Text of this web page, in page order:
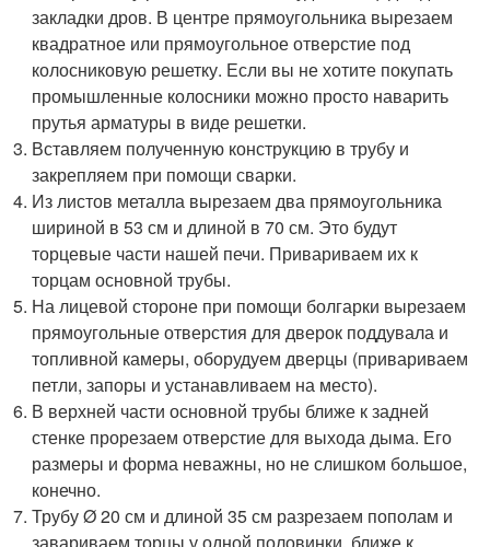
закладки дров. В центре прямоугольника вырезаем
квадратное или прямоугольное отверстие под
колосниковую решетку. Если вы не хотите покупать
промышленные колосники можно просто наварить
прутья арматуры в виде решетки.
Вставляем полученную конструкцию в трубу и
закрепляем при помощи сварки.
Из листов металла вырезаем два прямоугольника
шириной в 53 см и длиной в 70 см. Это будут
торцевые части нашей печи. Привариваем их к
торцам основной трубы.
На лицевой стороне при помощи болгарки вырезаем
прямоугольные отверстия для дверок поддувала и
топливной камеры, оборудуем дверцы (привариваем
петли, запоры и устанавливаем на место).
В верхней части основной трубы ближе к задней
стенке прорезаем отверстие для выхода дыма. Его
размеры и форма неважны, но не слишком большое,
конечно.
Трубу Ø 20 см и длиной 35 см разрезаем пополам и
завариваем торцы у одной половинки, ближе к